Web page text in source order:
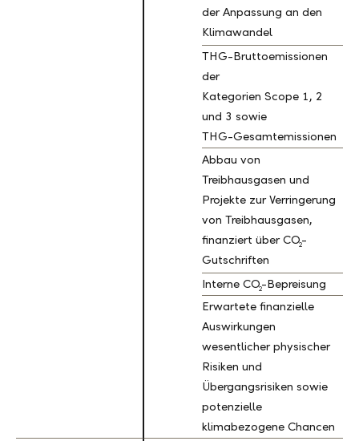
der Anpassung an den
Klimawandel
THG-Bruttoemissionen
der
Kategorien Scope 1, 2
und 3 sowie
THG-Gesamtemissionen
Abbau von
Treibhausgasen und
Projekte zur Verringerung
von Treibhausgasen,
finanziert über CO2-
Gutschriften
Interne CO2-Bepreisung
Erwartete finanzielle
Auswirkungen
wesentlicher physischer
Risiken und
Übergangsrisiken sowie
potenzielle
klimabezogene Chancen